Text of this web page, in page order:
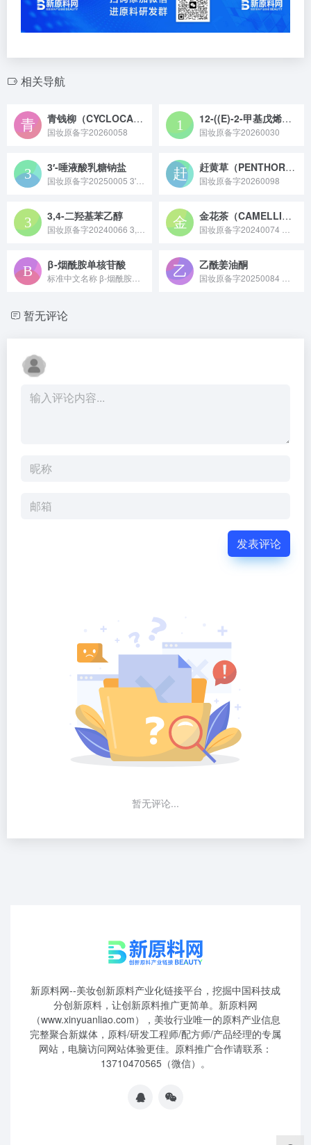
相关导航
青钱柳（CYCLOCARYA PALIURUS）叶提取物
国妆原备字20260058
12-((E)-2-甲基戊烯酰氧基)硬脂酰核酸钠
国妆原备字20260030
3′-唾液酸乳糖钠盐 赶黄草（PENTHORUM CHINENSE）叶/茎提取物
国妆原备字20260098
3,4-二羟基苯乙醇 金花茶（CAMELLIA CHRYSANTHA）叶提取物
β-烟酰胺单核苷酸 乙酰姜油酮
暂无评论
发表评论
暂无评论...
新原料网--美妆创新原料产业化链接平台，挖掘中国科技成
分创新原料，让创新原料推广更简单。新原料网
（www.xinyuanliao.com），美妆行业唯一的原料产业信息
完整聚合新媒体，原料/研发工程师/配方师/产品经理的专属
网站，电脑访问网站体验更佳。原料推广合作请联系：
13710470565（微信）。